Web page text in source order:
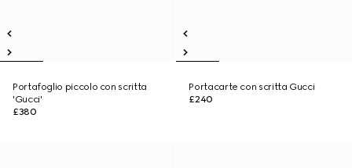
Portafoglio piccolo con scritta
'Gucci'
£380
Portacarte con scritta Gucci
£240